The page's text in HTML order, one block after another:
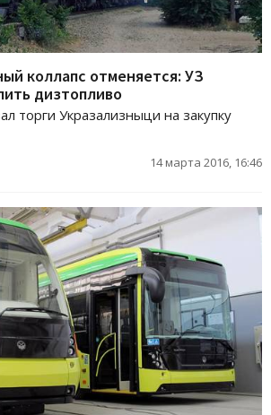
коллапс отменяется: УЗ
дизтопливо
торги Укразализныци на закупку
14 марта 2016, 16:46